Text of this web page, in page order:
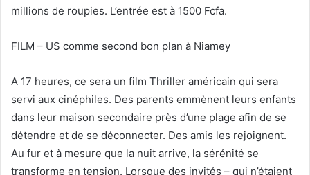
millions de roupies. L’entrée est à 1500 Fcfa.
FILM – US comme second bon plan à Niamey
A 17 heures, ce sera un film Thriller américain qui sera
servi aux cinéphiles. Des parents emmènent leurs enfants
dans leur maison secondaire près d’une plage afin de se
détendre et de se déconnecter. Des amis les rejoignent.
Au fur et à mesure que la nuit arrive, la sérénité se
transforme en tension. Lorsque des invités – qui n’étaient